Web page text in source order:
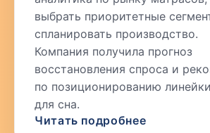
выбрать приоритетные
спланировать производство.
Компания получила прогноз
восстановления спроса и
по позиционированию
для сна.
Читать подробнее